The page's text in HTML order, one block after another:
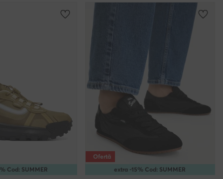
Cod: SUMMER extra -15% Cod: SUMMER
Ofertă